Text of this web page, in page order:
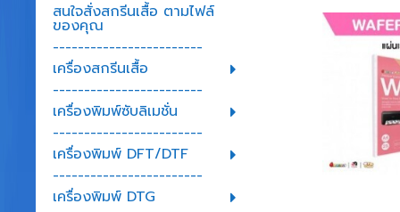
สนใจสั่งสกรีนเสื้อ ตามไฟล์
ของคุณ
------------------------
เครื่องสกรีนเสื้อ
------------------------
เครื่องพิมพ์ซับลิเมชั่น
------------------------
เครื่องพิมพ์ DFT/DTF
------------------------
เครื่องพิมพ์ DTG